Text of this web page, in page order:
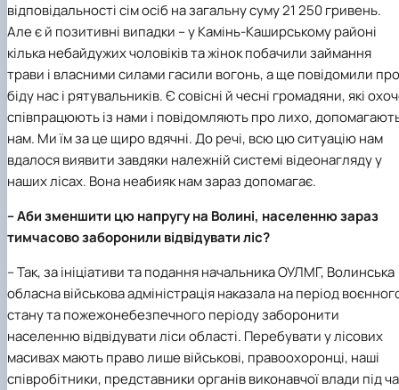
відповідальності сім осіб на загальну суму 21 250 гривень.
Але є й позитивні випадки – у Камінь-Каширському районі
кілька небайдужих чоловіків та жінок побачили займання
трави і власними силами гасили вогонь, а ще повідомили про
біду нас і рятувальників. Є совісні й чесні громадяни, які
співпрацюють із нами і повідомляють про лихо,
нам. Ми їм за це щиро вдячні. До речі, всю цю ситуацію нам
вдалося виявити завдяки належній системі відеонагляду у
наших лісах. Вона неабияк нам зараз допомагає.
– Аби зменшити цю напругу на Волині, населенню зараз
тимчасово заборонили відвіду­вати ліс?
– Так, за ініціативи та подання начальника ОУЛМГ, Волинська
обласна військова адміністрація наказала на період
стану та пожежонебезпечного періоду заборонити
населенню відвідувати ліси області. Перебувати у лісових
масивах мають право лише військові, правоохоронці, наші
співробітники, представники органів виконавчої влади під